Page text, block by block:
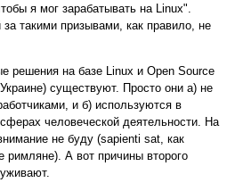
я мог зарабатывать на Linux".
такими призывами, как правило, не
решения на базе Linux и Open Source
существуют. Просто они а) не
и б) используются в
человеческой деятельности. На
не буду (sapienti sat, как
римляне). А вот причины второго